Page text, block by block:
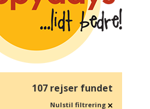
107 rejser fundet
Nulstil filtrering